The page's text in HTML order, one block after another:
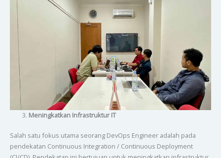
Meningkatkan Infrastruktur IT
Salah satu fokus utama seorang DevOps Engineer adalah pada
pendekatan Continuous Integration / Continuous Deployment